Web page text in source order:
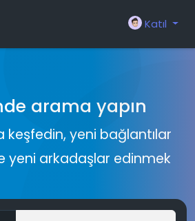
Katıl
arama yapın
keşfedin, yeni bağlantılar
yeni arkadaşlar edinmek